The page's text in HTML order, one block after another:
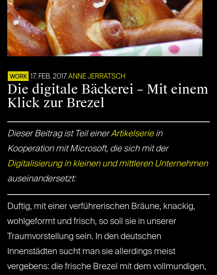
WORK 17. FEB. 2017 ANNE JERRATSCH
Die digitale Bäckerei – Mit einem
Klick zur Brezel
Dieser Beitrag ist Teil einerArtikelseriein
Kooperation mit Microsoft, die sich mit der
Digitalisierung in kleinen und mittleren Unternehmen
auseinandersetzt:
Duftig, mit einer verführerischen Bräune, knackig,
wohlgeformt und frisch, so soll sie in unserer
Traumvorstellung sein. In den deutschen
Innenstädten sucht man sie allerdings meist
vergebens: die frische Brezel mit dem vollmundigen,